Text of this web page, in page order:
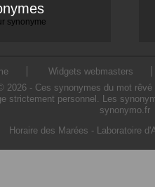
synonyme
Widgets webmasters
2026 - Ces synonymes du mot
strictement personnel. Les
synonymo.fr
Horaire des Marées - Laboratoire